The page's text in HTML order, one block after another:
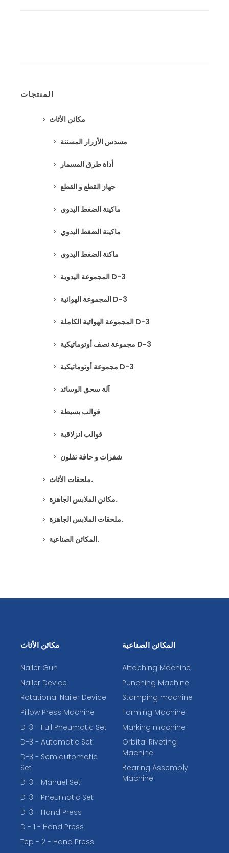
المنتجات
مكائن الأثاث
مسدس الأزرار المسننة
أداة طرق المسمار
جهاز القطع و القطع
ماكينة الضغط اليدوي
ماكينة الضغط اليدوي
ماكنة الضغط اليدوي
المجموعة اليدوية D-3
المجموعة الهوائية D-3
المجموعة الهوائية الكاملة D-3
مجموعة نصف أوتوماتيكية D-3
مجموعة أوتوماتيكية D-3
آلة سحق الوسائد
قوالب بسيطة
قوالب انزلاقية
شفرات و حافة تفلون
ملحقات الأثاث.
مكائن الملابس الجاهزة.
ملحقات الملابس الجاهزة.
المكائن الصناعية.
مكائن الأثاث
Nailer Gun
Nailer Device
Rotational Nailer Device
Pillow Press Machine
D-3 - Full Pneumatic Set
D-3 - Automatic Set
D-3 - Semiautomatic
Set
D-3 - Manuel Set
D-3 - Pneumatic Set
D-3 - Hand Press
D - 1 - Hand Press
Tep - 2 - Hand Press
المكائن الصناعية
Attaching Machine
Punching Machine
Stamping machine
Forming Machine
Marking machine
Orbital Riveting
Machine
Bearing Assembly
Machine